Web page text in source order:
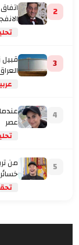
2
3
4
عصر
5
خسائر